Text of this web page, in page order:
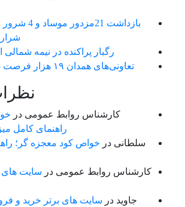
بازداشت 21مزدور
رگبار پراکنده در نیمه شمالی
تعاونی‌های همدان ۱۹ هزار فرصت شغلی ایجاد کرده‌اند
کارشناس روابط عمومیدر
راهنمای کامل
سلطانیدرخواص کود معجزه گر؛
کارشناس روابط عمومیدرسایت های
جاویددرسایت های برتر خرید و فروش